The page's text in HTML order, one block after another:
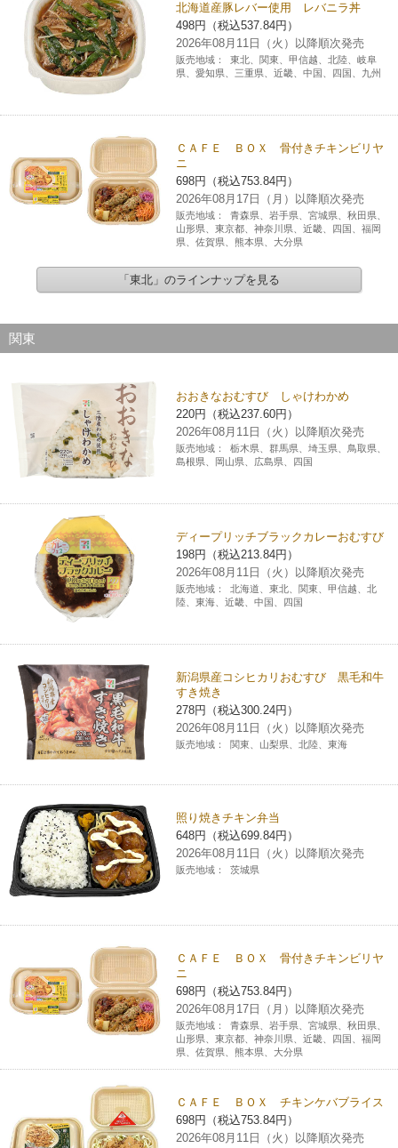
北海道産豚レバー使用 レバニラ丼
498円（税込537.84円）
2026年08月11日（火）以降順次発売
販売地域：
東北、関東、甲信越、北陸、岐阜
県、愛知県、三重県、近畿、中国、四国、九州
ＣＡＦＥ ＢＯＸ 骨付きチキンビリヤ
ニ
698円（税込753.84円）
2026年08月17日（月）以降順次発売
販売地域：
青森県、岩手県、宮城県、秋田県、
山形県、東京都、神奈川県、近畿、四国、福岡
県、佐賀県、熊本県、大分県
「東北」のラインナップを見る
関東
おおきなおむすび しゃけわかめ
220円（税込237.60円）
2026年08月11日（火）以降順次発売
販売地域：
栃木県、群馬県、埼玉県、鳥取県、
島根県、岡山県、広島県、四国
ディープリッチブラックカレーおむすび
198円（税込213.84円）
2026年08月11日（火）以降順次発売
販売地域：
北海道、東北、関東、甲信越、北
陸、東海、近畿、中国、四国
新潟県産コシヒカリおむすび 黒毛和牛
すき焼き
278円（税込300.24円）
2026年08月11日（火）以降順次発売
販売地域： 関東、山梨県、北陸、東海
照り焼きチキン弁当
648円（税込699.84円）
2026年08月11日（火）以降順次発売
販売地域： 茨城県
ＣＡＦＥ ＢＯＸ 骨付きチキンビリヤ
ニ
698円（税込753.84円）
2026年08月17日（月）以降順次発売
販売地域：
青森県、岩手県、宮城県、秋田県、
山形県、東京都、神奈川県、近畿、四国、福岡
県、佐賀県、熊本県、大分県
ＣＡＦＥ ＢＯＸ チキンケバブライス
698円（税込753.84円）
2026年08月11日（火）以降順次発売